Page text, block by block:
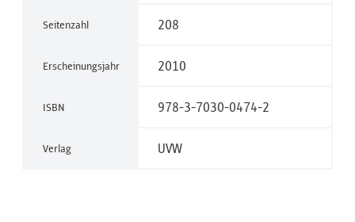
Seitenzahl 208
Erscheinungsjahr 2010
ISBN 978-3-7030-0474-2
Verlag UVW